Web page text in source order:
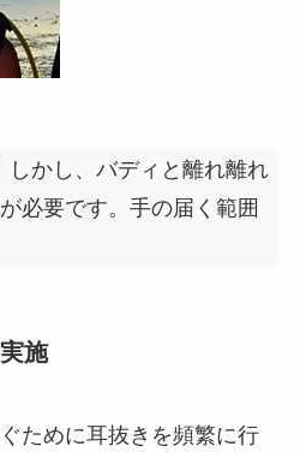
しかし、バディと離れ離れ
必要です。手の届く範囲
施
ために耳抜きを頻繁に行